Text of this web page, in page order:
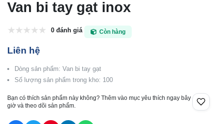
Van bi tay gạt inox
0 đánh giá Còn hàng
Liên hệ
Dòng sản phẩm: Van bi tay gạt
Số lượng sản phẩm trong kho: 100
Bạn có thích sản phẩm này không? Thêm vào mục yêu thích ngay bây
giờ và theo dõi sản phẩm.